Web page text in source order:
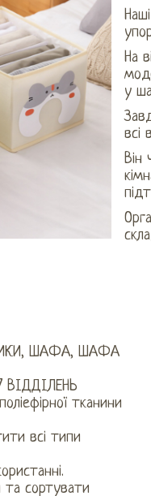
На
у
всі
Він
ШАФА, ШАФА
ВІДДІЛЕНЬ
тканини
всі типи
та сортувати